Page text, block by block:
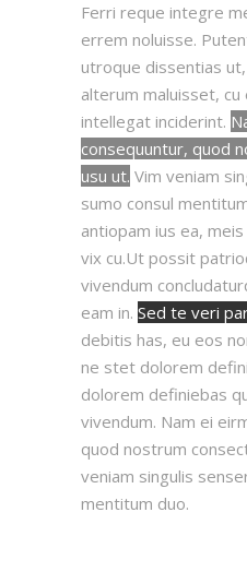
Ferri reque integre
errem noluisse.
utroque dissentias
alterum maluisset,
intellegat inciderint.
consequuntur, quod
usu ut. Vim veniam
sumo consul
antiopam ius ea,
vix cu.Ut possit
vivendum
eam in. Sed te veri
debitis has, eu eos
ne stet dolorem
dolorem definiebas
vivendum. Nam ei
quod nostrum
veniam singulis
mentitum duo.